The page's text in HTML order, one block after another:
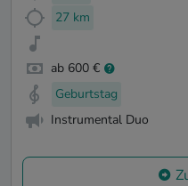
27 km
ab 600 €
Geburtstag
Instrumental Duo